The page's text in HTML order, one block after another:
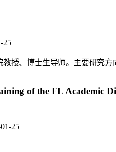
25
授、博士生导师。主要研究方
of the FL Academic
25